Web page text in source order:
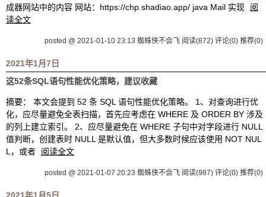
成器网站中的内容 网站：https://chp.shadiao.app/ java Mail 实现
阅
读全文
posted @ 2021-01-10 23:13 蜘蛛侠不会飞 阅读(872) 评论(0) 推荐(0)
2021年1月7日
这52条SQL语句性能优化策略，建议收藏
摘要： 本文会提到 52 条 SQL 语句性能优化策略。 1、对查询进行优
化，应尽量避免全表扫描，首先应考虑在 WHERE 及 ORDER BY 涉及
的列上建立索引。 2、应尽量避免在 WHERE 子句中对字段进行 NULL
值判断，创建表时 NULL 是默认值，但大多数时候应该使用 NOT NUL
L，或者
阅读全文
posted @ 2021-01-07 20:23 蜘蛛侠不会飞 阅读(987) 评论(0) 推荐(0)